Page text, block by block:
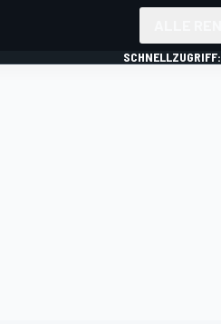
SCHNELLZUGRIFF: